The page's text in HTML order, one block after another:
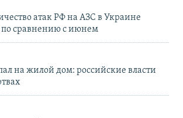
атак РФ на АЗС в Украине
по сравнению с июнем
на жилой дом: российские власти